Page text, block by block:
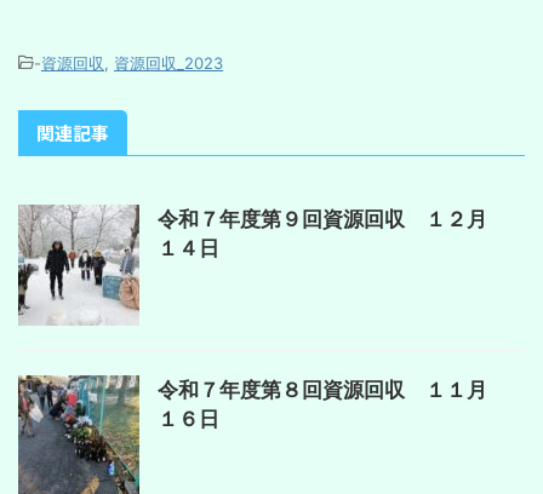
-資源回収 資源回収_2023
関連記事
令和７年度第９回資源回収 １２月
１４日
令和７年度第８回資源回収 １１月
１６日